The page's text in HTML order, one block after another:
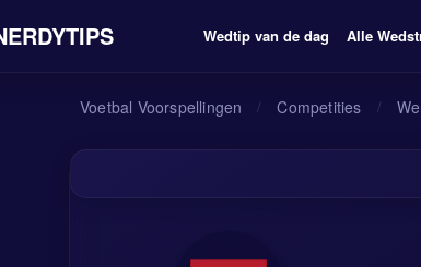
Wedtip van de dag Alle
Voetbal Voorspellingen / Competities /